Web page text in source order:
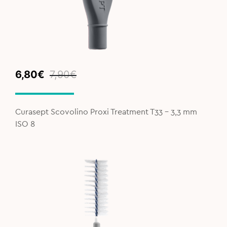
7,90€
Original
was:
7,90€.
6,80€
Current
is:
6,80€.
Curasept Scovolino Proxi Treatment T33 - 3,3 mm
ISO 8